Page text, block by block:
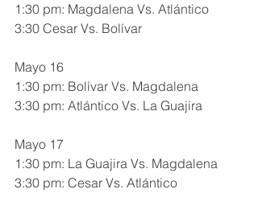
1:30 pm: Magdalena Vs. Atlántico
3:30 Cesar Vs. Bolívar
Mayo 16
1:30 pm: Bolívar Vs. Magdalena
3:30 pm: Atlántico Vs. La Guajira
Mayo 17
1:30 pm: La Guajira Vs. Magdalena
3:30 pm: Cesar Vs. Atlántico